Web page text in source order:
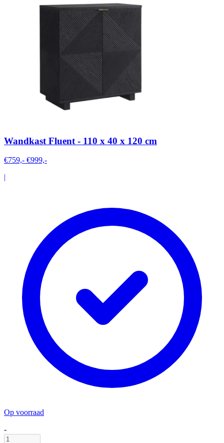
Wandkast Fluent - 110 x 40 x 120 cm
€759,- €999,-
|
Op voorraad
-